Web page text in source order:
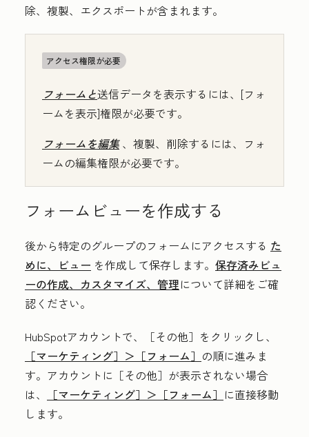
除、複製、エクスポートが含まれます。
アクセス権限が必要
フォームと送信データを表示するには、[フォ
ームを表示]権限が必要です。
フォームを編集 、複製、削除するには、フォ
ームの編集権限が必要です。
フォームビューを作成する
後から特定のグループのフォームにアクセスする た
めに、ビュー を作成して保存します。 保存済みビュ
ーの作成、カスタマイズ、管理について詳細をご確
認ください。
HubSpotアカウントで、
［その他］をクリックし、
［マーケティング］＞ ［フォーム］ の順に進みま
す。アカウントに ［その他］が表示されない場合
は、
［マーケティング］＞ ［フォーム］ に直接移動
します。